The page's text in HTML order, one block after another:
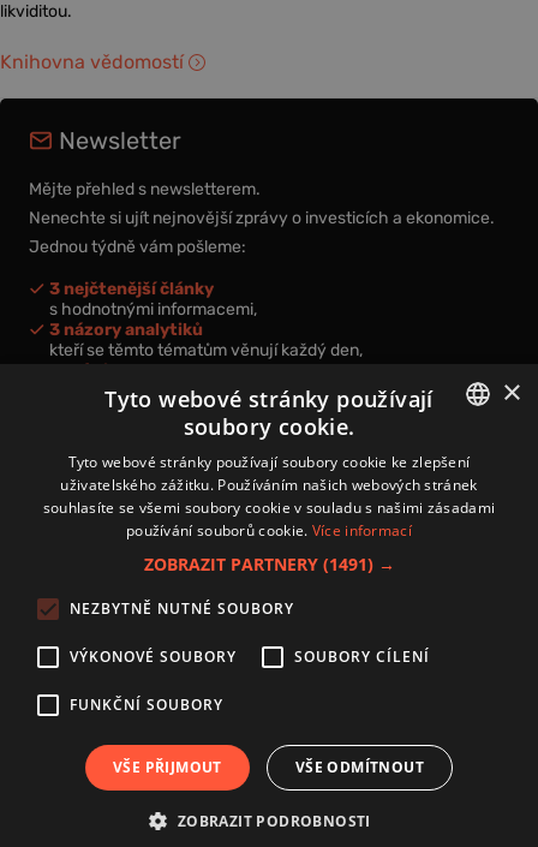
likviditou.
Knihovna vědomostí
Newsletter
Mějte přehled s newsletterem.
Nenechte si ujít nejnovější zprávy o investicích a ekonomice.
Jednou týdně vám pošleme:
3 nejčtenější články
s hodnotnými informacemi,
3 názory analytiků
kteří se těmto tématům věnují každý den,
nová videa a podcasty
k prohloubení vašich znalostí.
Přihlášením k newsletteru vyjadřujete svůj souhlas spodmínkami
zpracování osobních údajů.
Zásady používání souborů cookies
Autoři
Nastavení cookies
Publikování nebo další šíření obsahu serveru www.investice.cz není možné bez
CZECH
×
Tyto webové stránky používají
soubory cookie.
Tyto webové stránky používají soubory cookie ke zlepšení
uživatelského zážitku. Používáním našich webových stránek
souhlasíte se všemi soubory cookie v souladu s našimi zásadami
používání souborů cookie. Více informací
ZOBRAZIT PARTNERY (1491) →
NEZBYTNĚ NUTNÉ SOUBORY
VÝKONOVÉ SOUBORY SOUBORY CÍLENÍ
FUNKČNÍ SOUBORY
VŠE PŘIJMOUT VŠE ODMÍTNOUT
ZOBRAZIT PODROBNOSTI